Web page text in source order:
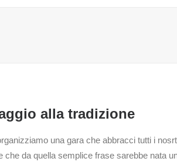
alla tradizione
una gara che abbracci tutti i
da quella semplice frase sarebbe nata